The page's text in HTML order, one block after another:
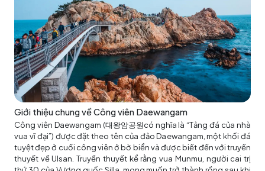
Giới thiệu chung về Công viên Daewangam
Công viên Daewangam (대왕암공원có nghĩa là “Tảng đá của nhà
vua vĩ đại”) được đặt theo tên của đảo Daewangam, một khối đá
tuyệt đẹp ở cuối công viên ở bờ biển và được biết đến với truyền
thuyết về Ulsan. Truyền thuyết kể rằng vua Munmu, người cai trị